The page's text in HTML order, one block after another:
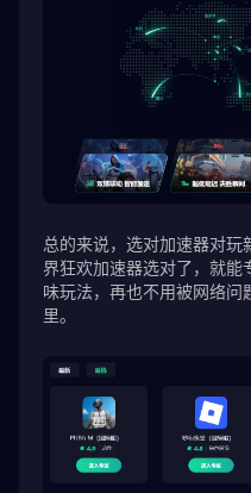
总的来说，选对加速器对玩
界狂欢加速器选对了，就能
味玩法，再也不用被网络问
里。